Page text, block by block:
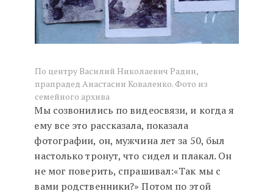
По центру Василий Николаевич Радин,
прапрадед Анастасии Коваленко. Фото из
семейного архива
Мы созвонились по видеосвязи, и когда я
ему все это рассказала, показала
фотографии, он, мужчина лет за 50, был
настолько тронут, что сидел и плакал. Он
не мог поверить, спрашивал:«Так мы с
вами родственники?» Потом по этой